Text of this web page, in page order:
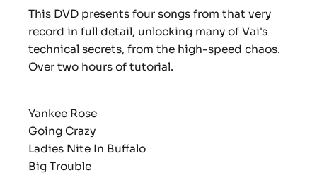
This DVD presents four songs from that very
record in full detail, unlocking many of Vai's
technical secrets, from the high-speed chaos.
Over two hours of tutorial.
Yankee Rose
Going Crazy
Ladies Nite In Buffalo
Big Trouble